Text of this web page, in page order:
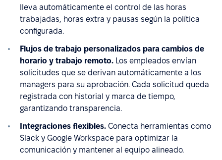
lleva automáticamente el control de las horas
trabajadas, horas extra y pausas según la política
configurada.
Flujos de trabajo personalizados para cambios de
horario y trabajo remoto. Los empleados envían
solicitudes que se derivan automáticamente a los
managers para su aprobación. Cada solicitud queda
registrada con historial y marca de tiempo,
garantizando transparencia.
Integraciones flexibles. Conecta herramientas como
Slack y Google Workspace para optimizar la
comunicación y mantener al equipo alineado.